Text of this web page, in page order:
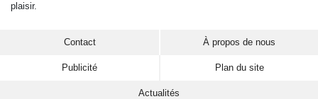
plaisir.
Contact À propos de nous
Publicité Plan du site
Actualités